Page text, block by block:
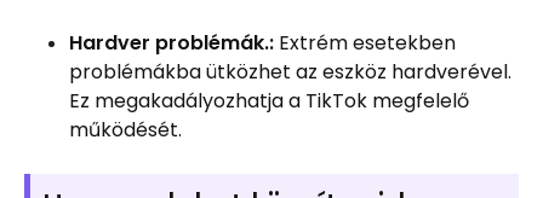
Hardver problémák.: Extrém esetekben
problémákba ütközhet az eszköz hardverével.
Ez megakadályozhatja a TikTok megfelelő
működését.